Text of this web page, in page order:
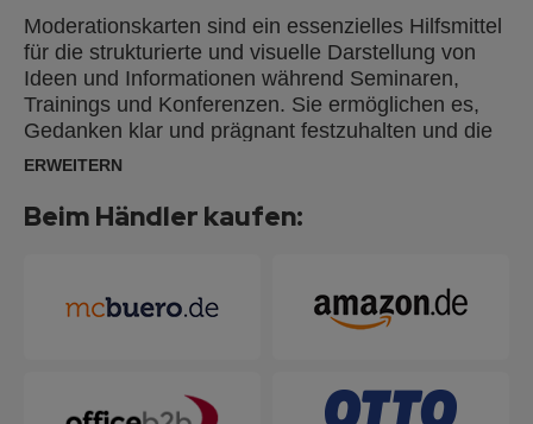
Moderationskarten sind ein essenzielles Hilfsmittel
für die strukturierte und visuelle Darstellung von
Ideen und Informationen während Seminaren,
Trainings und Konferenzen. Sie ermöglichen es,
Gedanken klar und prägnant festzuhalten und die
Interaktion der Teilnehmer zu fördern. Mit
präsentiert und Diskussionen effektiv unterstützt
ERWEITERN
Beim Händler kaufen: